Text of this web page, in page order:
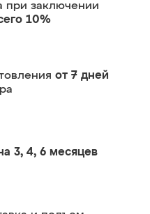
при заключении
10%
от 7 дней
3, 4, 6 месяцев